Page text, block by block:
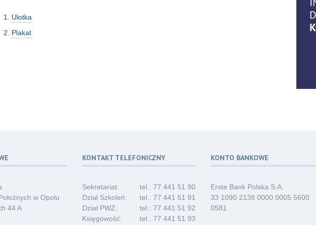
Ulotka
Plakat
06
w Opolu
44 A
KONTAKT TELEFONICZNY
Sekretariat:
tel.: 77 441 51 90
Dział Szkoleń:
tel.: 77 441 51 91
Dział PWZ:
tel.: 77 441 51 92
Księgowość:
tel.: 77 441 51 93
KONTO BANKOWE
Erste Bank Polska S.A.
33 1090 2138 0000 0005 5600
0581